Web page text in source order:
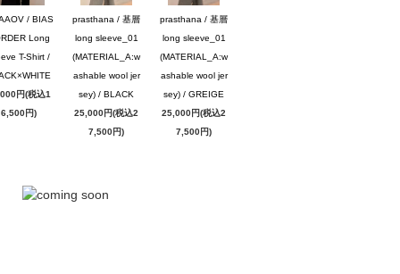
/ BIAS
Long
T-Shirt /
円(税込1
6,500円)
prasthana / 基層
long sleeve_01
(MATERIAL_A:w
ashable wool jer
sey) / BLACK
25,000円(税込2
7,500円)
prasthana / 基層
long sleeve_01
(MATERIAL_A:w
ashable wool jer
sey) / GREIGE
25,000円(税込2
7,500円)